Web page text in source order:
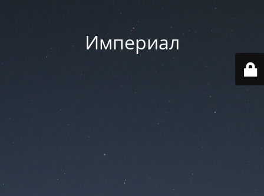
Империал